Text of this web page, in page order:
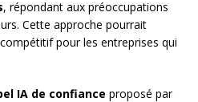
, répondant aux préoccupations
Cette approche pourrait
pour les entreprises qui
IA de confiance proposé par